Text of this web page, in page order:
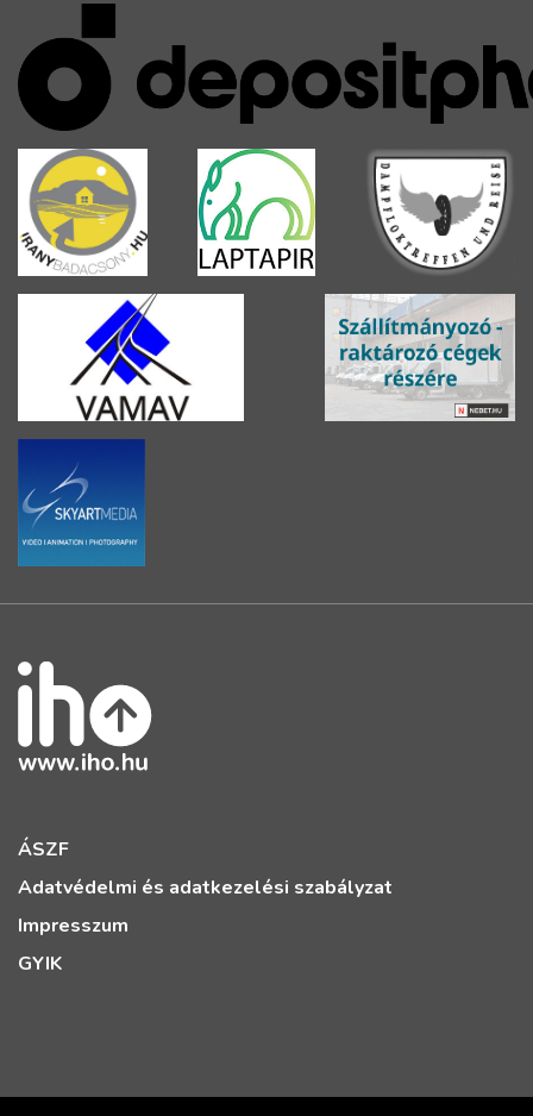
ÁSZF
Adatvédelmi és adatkezelési szabályzat
Impresszum
GYIK